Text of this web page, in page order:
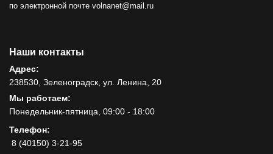
по электронной почте volnanet@mail.ru
Наши контакты
Адрес:
238530, Зеленоградск, ул. Ленина, 20
Мы работаем:
Понедельник-пятница, 09:00 - 18:00
Телефон:
8 (40150) 3-21-95